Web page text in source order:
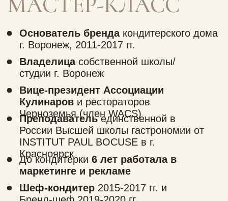
СМОТРИТЕ
МАСТЕР-КЛАСС
Наглядный видео-урок и
рецепт покрытия
«Белково-масляный
крем»
замешивание белково-масляного
БОНУС
при покупке мастер-класса
Получитенавыки, которые сможете
использовать в работе, чтобы создать
трендовый декор